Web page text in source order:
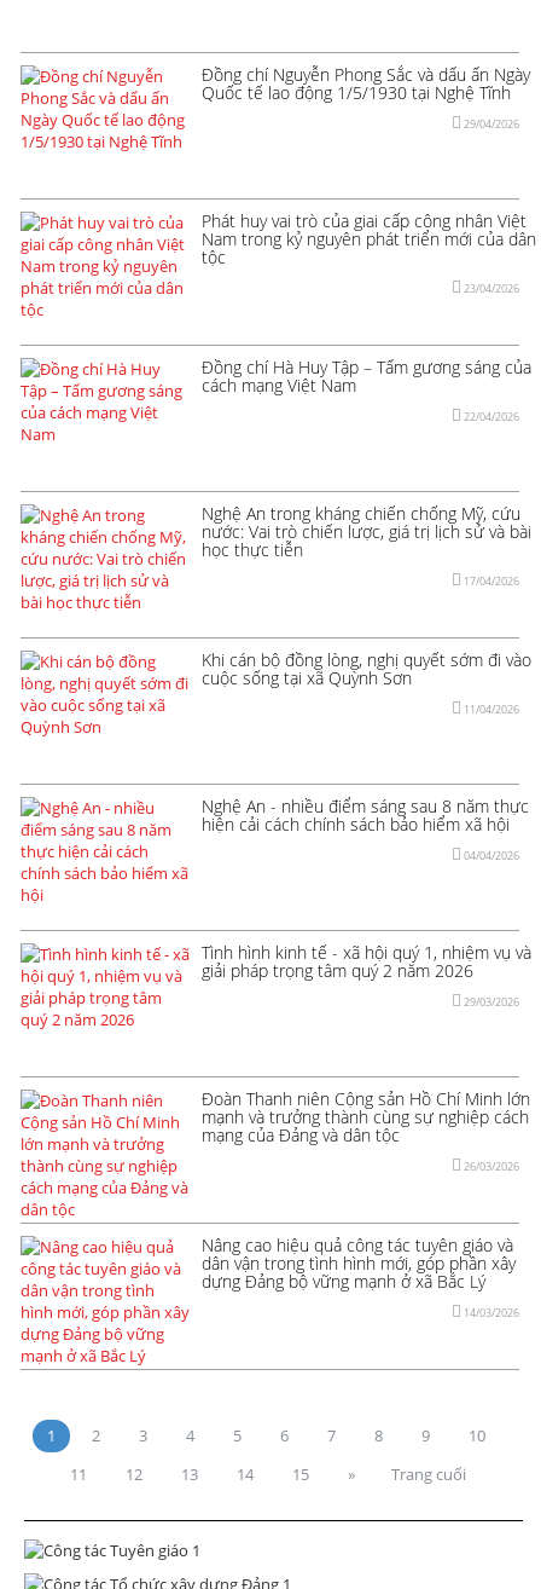
Đồng chí Nguyễn Phong Sắc và dấu ấn Ngày
Quốc tế lao động 1/5/1930 tại Nghệ Tĩnh
29/04/2026
Phát huy vai trò của giai cấp công nhân Việt
Nam trong kỷ nguyên phát triển mới của dân
tộc
23/04/2026
Đồng chí Hà Huy Tập – Tấm gương sáng của
cách mạng Việt Nam
22/04/2026
Nghệ An trong kháng chiến chống Mỹ, cứu
nước: Vai trò chiến lược, giá trị lịch sử và bài
học thực tiễn
17/04/2026
Khi cán bộ đồng lòng, nghị quyết sớm đi vào
cuộc sống tại xã Quỳnh Sơn
11/04/2026
Nghệ An - nhiều điểm sáng sau 8 năm thực
hiện cải cách chính sách bảo hiểm xã hội
04/04/2026
Tình hình kinh tế - xã hội quý 1, nhiệm vụ và
giải pháp trọng tâm quý 2 năm 2026
29/03/2026
Đoàn Thanh niên Cộng sản Hồ Chí Minh lớn
mạnh và trưởng thành cùng sự nghiệp cách
mạng của Đảng và dân tộc
26/03/2026
Nâng cao hiệu quả công tác tuyên giáo và
dân vận trong tình hình mới, góp phần xây
dựng Đảng bộ vững mạnh ở xã Bắc Lý
14/03/2026
1 2 3 4 5 6 7 8 9
10
11
12 13 14 15 » Trang cuối